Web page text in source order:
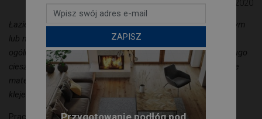
Łazienka to wyjątkowe pomieszczenie w domu jednorodzinnym
lub mieszkaniu, które poza rolą użytkową często stanowi o
ogólnym estetycznym odbiorze mieszkania lub domu. Aby długo
cieszyć się jej pięknem, przy wykończeniu niezbędne są dobre
materiały i właściwie wykonane prace budowlane, takie jak
klejenie płytek.
Prace glazurnicze są ważnym etapem wykonania łazienki, a
ZAPISZ